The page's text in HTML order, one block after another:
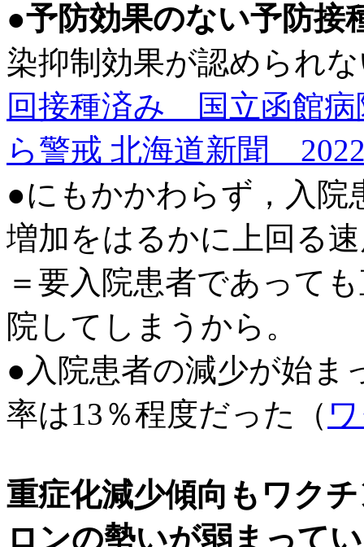
●予防効果のない予防接
染抑制効果が認められ
回接種済み 国立函館
ら警戒 北海道新聞
●にもかかわらず，入院
増加をはるかに上回る
＝要入院患者であって
院してしまうから。
●入院患者の減少が始ま
率は13％程度だった（
重症化減少傾向もワク
ロンの勢いが弱まって